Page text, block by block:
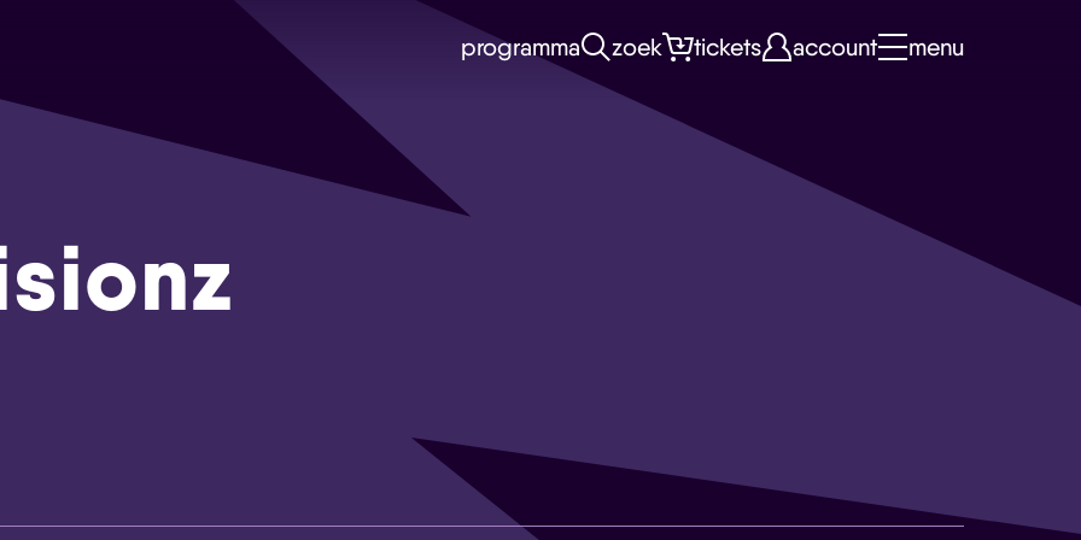
programma zoek tickets account menu